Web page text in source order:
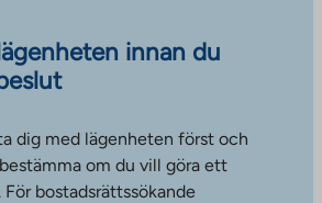
innan du
dig med lägenheten först och
om du vill göra ett
För bostadsrättssökande